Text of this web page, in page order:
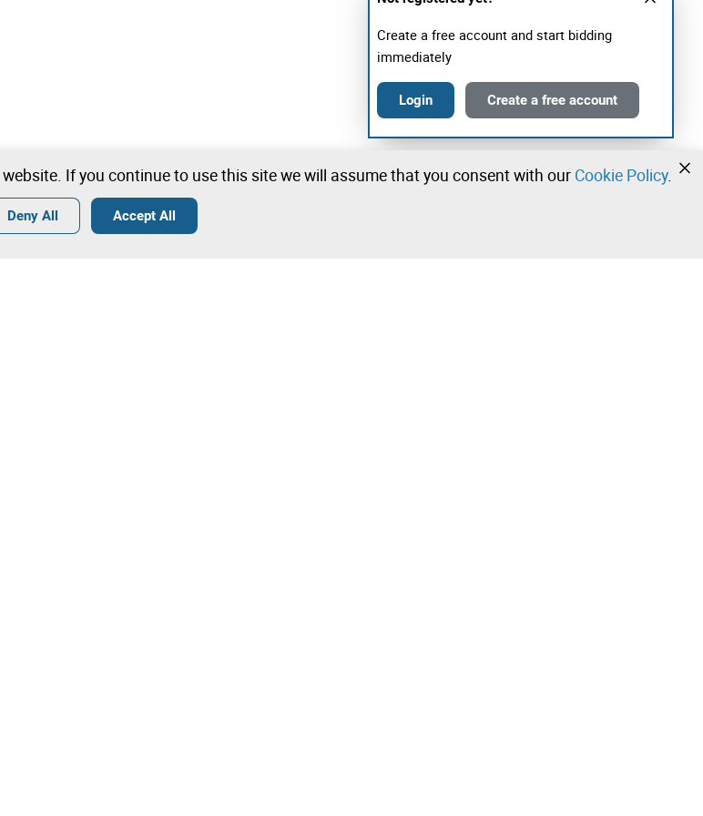
Create a free account and start bidding
immediately
Login Create a free account
If you continue to use this site we will assume that you consent with our Cookie Policy.
Deny All Accept All